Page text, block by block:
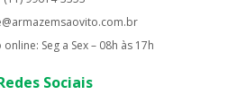
Seg a Sex – 08h às 17h
Sociais